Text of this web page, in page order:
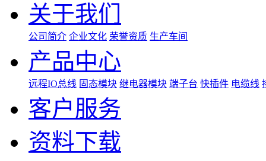
关于我们
公司简介 企业文化 荣誉资质 生产车间
产品中心
远程IO总线 固态模块 继电器模块 端子台 快插件 电缆线
客户服务
资料下载